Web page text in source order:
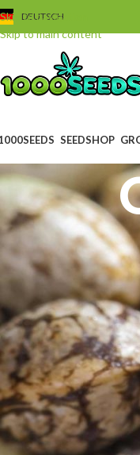
Skip to navigation
Skip to main content
DEUTSCH
SEEDSHOP